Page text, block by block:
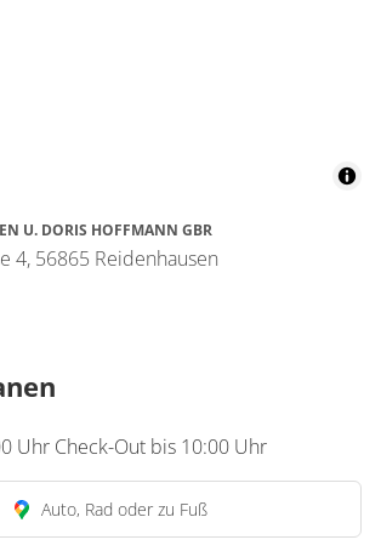
U. DORIS HOFFMANN GBR
4, 56865 Reidenhausen
Uhr Check-Out bis 10:00 Uhr
Auto, Rad oder zu Fuß